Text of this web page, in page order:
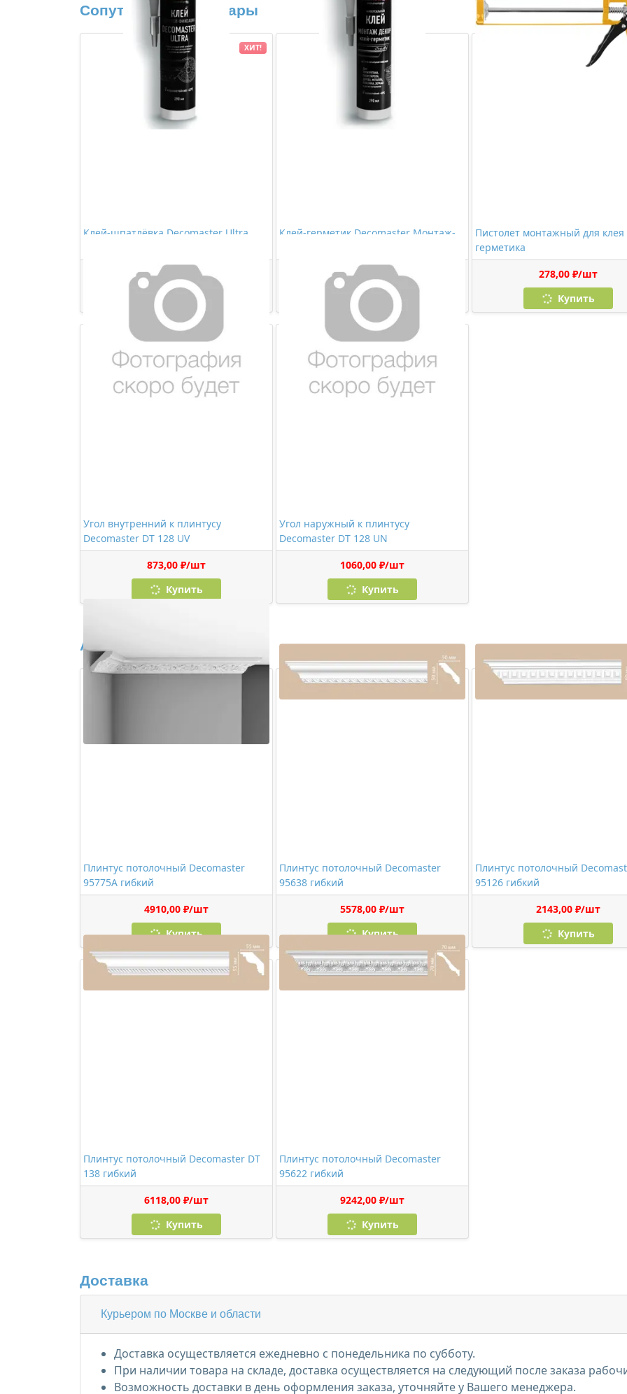
Сопутствующие товары
Клей-шпатлёвка Decomaster Ultra
473,00 ₽/шт
Купить
ХИТ!
Клей-герметик Decomaster Монтаж-
1150,00 ₽/шт
Купить
Пистолет монтажный для клея
герметика
278,00 ₽/шт
Купить
Угол внутренний к плинтусу
Decomaster DT 128 UV
873,00 ₽/шт
Купить
Угол наружный к плинтусу
Decomaster DT 128 UN
1060,00 ₽/шт
Купить
Аналоги
Плинтус потолочный Decomaster
95775A гибкий
4910,00 ₽/шт
Купить
Плинтус потолочный Decomaster
95638 гибкий
5578,00 ₽/шт
Купить
Плинтус потолочный
95126 гибкий
2143,00 ₽/шт
Купить
Плинтус потолочный Decomaster DT
138 гибкий
6118,00 ₽/шт
Купить
Плинтус потолочный Decomaster
95622 гибкий
9242,00 ₽/шт
Купить
Доставка
Курьером по Москве и области
Доставка осуществляется ежедневно с понедельника по субботу.
При наличии товара на складе, доставка осуществляется на следующий после заказа
Возможность доставки в день оформления заказа, уточняйте у Вашего менеджера.